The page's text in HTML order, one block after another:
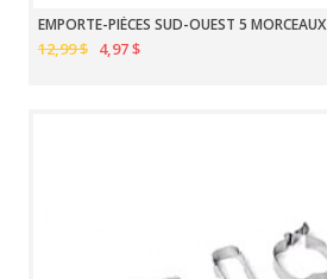
EMPORTE-PIÈCES SUD-OUEST 5 MORCEAUX
12,99 $ 4,97 $